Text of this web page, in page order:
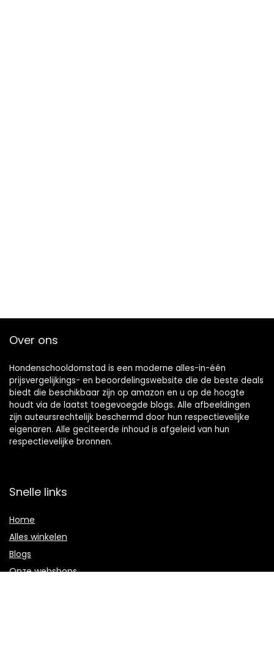
Over ons
Hondenschooldomstad is een moderne alles-in-één
prijsvergelijkings- en beoordelingswebsite die de beste deals
biedt die beschikbaar zijn op amazon en u op de hoogte
houdt via de laatst toegevoegde blogs. Alle afbeeldingen
zijn auteursrechtelijk beschermd door hun respectievelijke
eigenaren. Alle geciteerde inhoud is afgeleid van hun
respectievelijke bronnen.
Snelle links
Home
Alles winkelen
Blogs
Onze webshops